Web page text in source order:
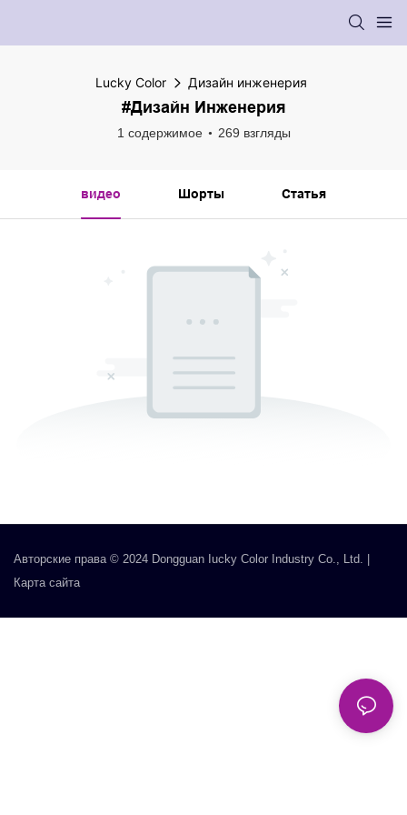
Lucky Color Дизайн инженерия
#Дизайн Инженерия
1 содержимое 269 взгляды
видео Шорты Статья
Авторские права © 2024 Dongguan Iucky Color Industry Co., Ltd. |
Карта сайта